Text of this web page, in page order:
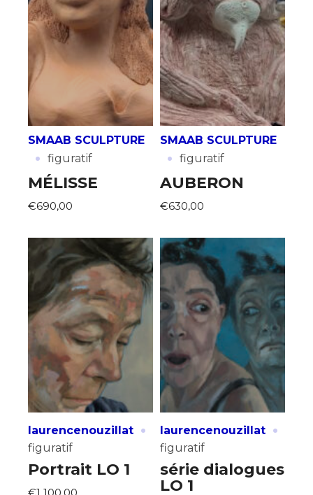
SMAAB SCULPTURE
· figuratif
MÉLISSE
€690,00
SMAAB SCULPTURE
· figuratif
AUBERON
€630,00
laurencenouzillat ·
figuratif
Portrait LO 1
laurencenouzillat ·
figuratif
série dialogues
LO 1